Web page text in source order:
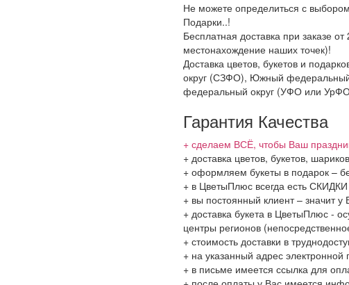
Не можете определиться с
Подарки..!
Бесплатная доставка при заказе
местонахождение наших точек)!
Доставка цветов, букетов и
округ (СЗФО), Южный
федеральный округ (УФО или
Гарантия Качества
+ сделаем ВСЁ, чтобы Ваш
+ доставка цветов, букетов,
+ оформляем букеты в подарок –
+ в ЦветыПлюс всегда есть
+ вы постоянный клиент – значит
+ доставка букета в ЦветыПлюс -
центры регионов
+ стоимость доставки в
+ на указанный адрес
+ в письме имеется ссылка для